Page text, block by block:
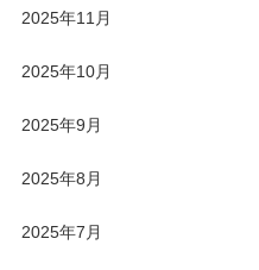
2025年11月
2025年10月
2025年9月
2025年8月
2025年7月